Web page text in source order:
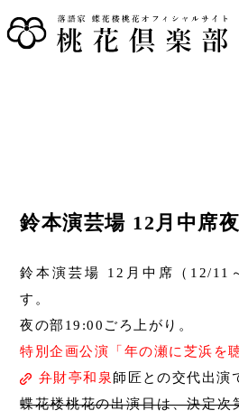
鈴本演芸場 12月中席
鈴本演芸場 12月中席（12/11
す。
夜の部19:00ごろ上がり。
特別企画公演「年の瀬に芝浜を
弁財亭和泉 師匠との交代出演
蝶花楼桃花の出演日は、決定次